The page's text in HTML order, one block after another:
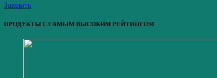
Закрыть
ПРОДУКТЫ С САМЫМ ВЫСОКИМ РЕЙТИНГОМ